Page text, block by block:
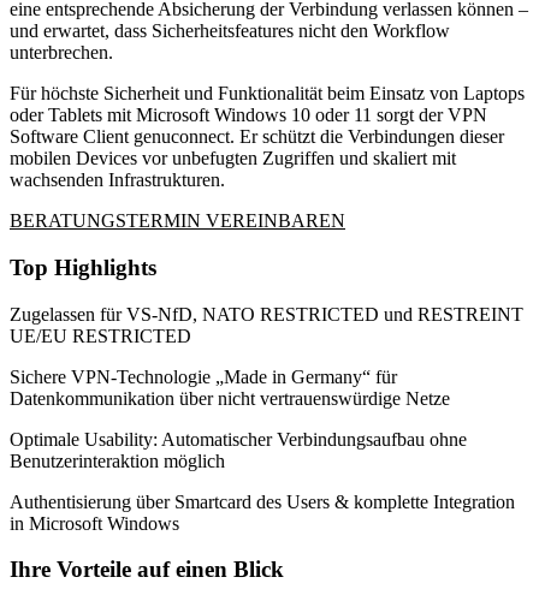
eine entsprechende Absicherung der Verbindung verlassen können –
und erwartet, dass Sicherheitsfeatures nicht den Workflow
unterbrechen.
Für höchste Sicherheit und Funktionalität beim Einsatz von Laptops
oder Tablets mit Microsoft Windows 10 oder 11 sorgt der VPN
Software Client genuconnect. Er schützt die Verbindungen dieser
mobilen Devices vor unbefugten Zugriffen und skaliert mit
wachsenden Infrastrukturen.
BERATUNGSTERMIN VEREINBAREN
Top Highlights
Zugelassen für VS-NfD, NATO RESTRICTED und RESTREINT
UE/EU RESTRICTED
Sichere VPN-Technologie „Made in Germany“ für
Datenkommunikation über nicht vertrauenswürdige Netze
Optimale Usability: Automatischer Verbindungsaufbau ohne
Benutzerinteraktion möglich
Authentisierung über Smartcard des Users & komplette Integration
in Microsoft Windows
Ihre Vorteile auf einen Blick